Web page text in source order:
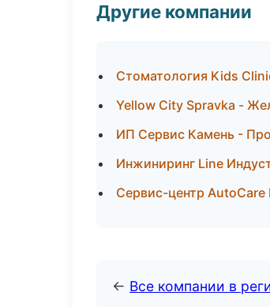
Другие компании
Стоматология Kids
Yellow City Spravka -
ИП Сервис Камень -
Инжиниринг Line
Сервис-центр AutoCare
← Все компании в